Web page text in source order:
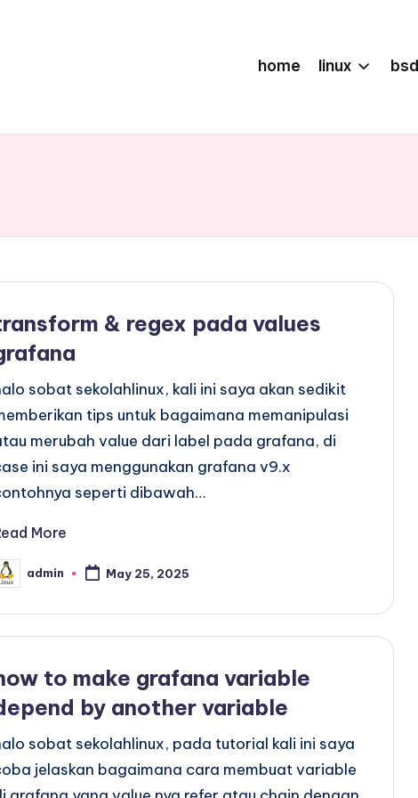
home linux bsd
& regex pada values
sobat sekolahlinux, kali ini saya akan sedikit
tips untuk bagaimana memanipulasi
merubah value dari label pada grafana, di
ini saya menggunakan grafana v9.x
seperti dibawah…
More
admin May 25, 2025
to make grafana variable
by another variable
sobat sekolahlinux, pada tutorial kali ini saya
jelaskan bagaimana cara membuat variable